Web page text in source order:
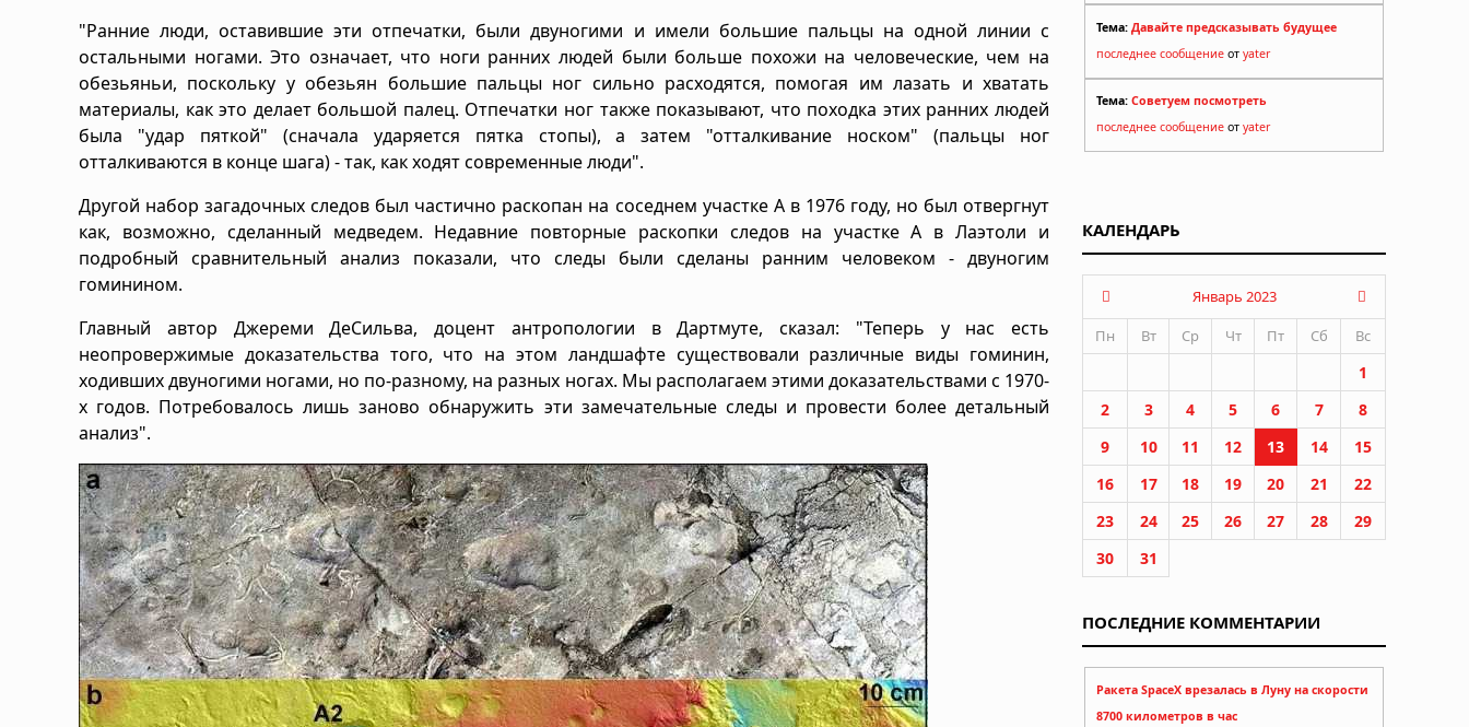
"Ранние люди, оставившие эти отпечатки, были двуногими и имели большие пальцы на одной линии с
остальными ногами. Это означает, что ноги ранних людей были больше похожи на человеческие, чем на
обезьяньи, поскольку у обезьян большие пальцы ног сильно расходятся, помогая им лазать и хватать
материалы, как это делает большой палец. Отпечатки ног также показывают, что походка этих ранних людей
была "удар пяткой" (сначала ударяется пятка стопы), а затем "отталкивание носком" (пальцы ног
отталкиваются в конце шага) - так, как ходят современные люди".
Другой набор загадочных следов был частично раскопан на соседнем участке А в 1976 году, но был отвергнут
как, возможно, сделанный медведем. Недавние повторные раскопки следов на участке А в Лаэтоли и
подробный сравнительный анализ показали, что следы были сделаны ранним человеком - двуногим
гоминином.
Главный автор Джереми ДеСильва, доцент антропологии в Дартмуте, сказал: "Теперь у нас есть
неопровержимые доказательства того, что на этом ландшафте существовали различные виды гоминин,
ходивших двуногими ногами, но по-разному, на разных ногах. Мы располагаем этими доказательствами с 1970-
х годов. Потребовалось лишь заново обнаружить эти замечательные следы и провести более детальный
анализ".
Тема: Давайте предсказывать будущее
последнее сообщение от yater
Тема: Советуем посмотреть
последнее сообщение от yater
КАЛЕНДАРЬ
Январь 2023
Пн
Вт Ср Чт Пт Сб Вс
1
2
3 4 5 6 7
8
9
10 11 12 13 14
15
16
17 18 19 20 21
22
23
24 25 26 27 28
29
30
31
ПОСЛЕДНИЕ КОММЕНТАРИИ
Ракета SpaceX врезалась в Луну на скорости
8700 километров в час